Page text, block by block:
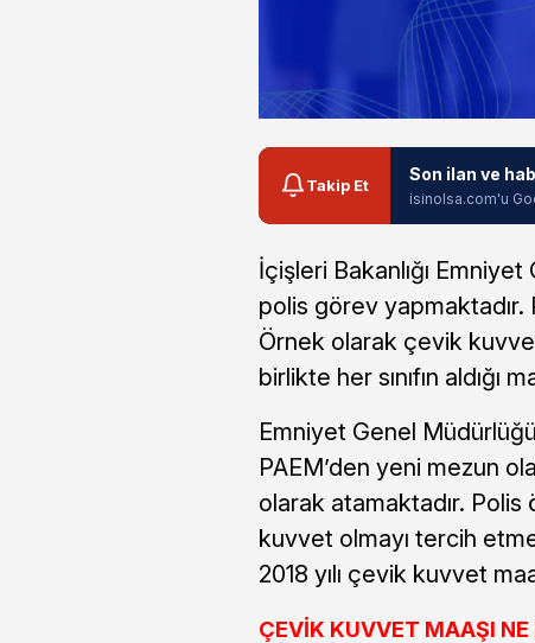
Takip Et
Son ilan ve
isinolsa.com'u
İçişleri Bakanlığı
polis görev yapmaktadır.
Örnek olarak çevik
birlikte her sınıfın aldığı
Emniyet Genel
PAEM’den yeni mezun
olarak atamaktadır.
kuvvet olmayı tercih
2018 yılı çevik kuvvet
ÇEVİK KUVVET MAAŞI NE